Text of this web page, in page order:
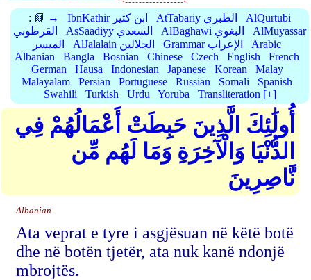
: 📗 → IbnKathir ابن كثير AtTabariy الطبري
AlQurtubi
القرطوبي
AsSaadiyy السعدي AlBaghawi البغوي
AlMuyassar
الميسر
AlJalalain الجلالين Grammar الإعراب
Arabic
Albanian
Bangla Bosnian Chinese Czech English
French
German
Hausa Indonesian Japanese Korean
Malay
Malayalam
Persian Portuguese Russian Somali
Spanish
Swahili
Turkish Urdu Yoruba Transliteration [+]
أُولَٰئِكَ الَّذِينَ حَبِطَتْ أَعْمَالُهُمْ فِي
الدُّنْيَا وَالْآخِرَةِ وَمَا لَهُم مِّن
نَّاصِرِينَ
Albanian
Ata veprat e tyre i asgjësuan në këtë botë
dhe në botën tjetër, ata nuk kanë ndonjë
mbrojtës.